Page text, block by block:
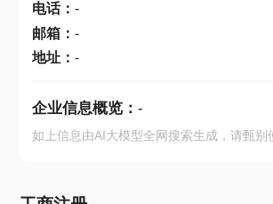
电话： -
邮箱： -
地址： -
企业信息概览： -
如上信息由AI大模型全网搜索生成，请甄别